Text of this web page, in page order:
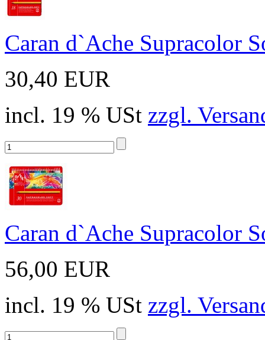
Caran d`Ache Supracolor
30,40 EUR
incl. 19 % USt zzgl.
Caran d`Ache Supracolor
56,00 EUR
incl. 19 % USt zzgl.